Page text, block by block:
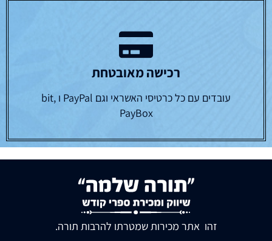
רכישה מאובטחת
עובדים עם כל כרטיסי האשראי וגם PayPal ו bit,
PayBox
זהו אתר מכירות שמטרתו להרבות תורה.